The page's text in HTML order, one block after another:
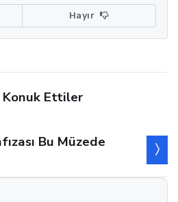
Hayır
Konuk Ettiler
Bu Müzede